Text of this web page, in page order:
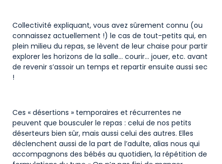
Collectivité expliquant, vous avez sûrement connu (ou
connaissez actuellement !) le cas de tout-petits qui, en
plein milieu du repas, se lèvent de leur chaise pour partir
explorer les horizons de la salle… courir… jouer, etc. avant
de revenir s’assoir un temps et repartir ensuite aussi sec
!
Ces « désertions » temporaires et récurrentes ne
peuvent que bousculer le repas : celui de nos petits
déserteurs bien sûr, mais aussi celui des autres. Elles
déclenchent aussi de la part de l’adulte, alias nous qui
accompagnons des bébés au quotidien, la répétition de